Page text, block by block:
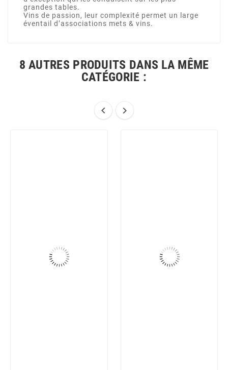
grandes tables.
Vins de passion, leur complexité permet un large
éventail d’associations mets & vins.
8 AUTRES PRODUITS DANS LA MÊME
CATÉGORIE :
 